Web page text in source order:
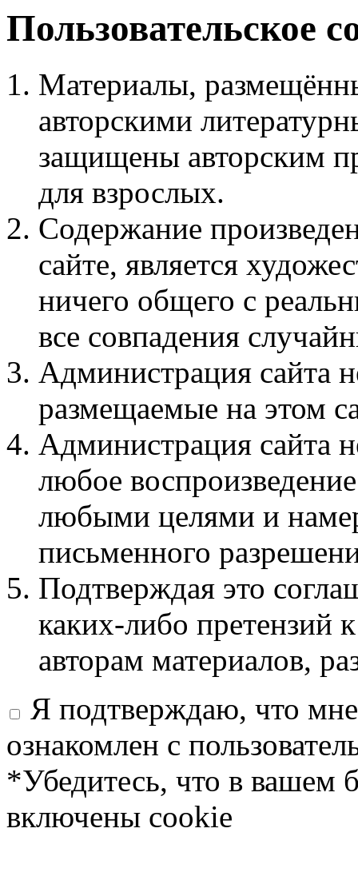
Пользовательское
Материалы,
авторскими
защищены авторским
для взрослых.
Содержание
сайте, является
ничего общего с
все совпадения
Администрация сайта
размещаемые на этом
Администрация сайта
любое
любыми целями и
письменного
Подтверждая это
каких-либо претензий
авторам материалов,
Я подтверждаю, что
ознакомлен с
*Убедитесь, что в вашем
включены cookie